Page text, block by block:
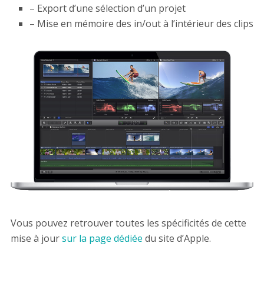
– Export d’une sélection d’un projet
– Mise en mémoire des in/out à l’intérieur des clips
Vous pouvez retrouver toutes les spécificités de cette
mise à joursur la page dédiée du site d’Apple.